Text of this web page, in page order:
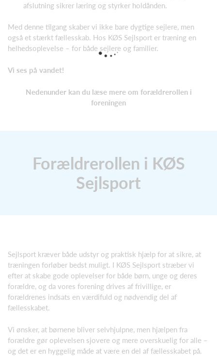
afslutning sikrer læring og styrker holdånden.
Med denne tilgang skaber vi ikke bare dygtige sejlere, men
også et stærkt fællesskab. Hos KØS Sejlsport er træning en
helhedsoplevelse – for både sejlere og familier.
Vi ses på vandet!
Nedenunder kan du læse mere om forældrerollen i
foreningen
Forældrerollen i KØS
Sejlsport
Sejlsport kræver både udstyr og praktisk hjælp for at sikre, at
træningen forløber bedst muligt. I KØS Sejlsport stræber vi
efter at skabe gode oplevelser for både børn, unge og deres
forældre, og da vores forening drives af frivillige, er
forældrenes indsats en værdifuld og nødvendig del af
fællesskabet.
Vi ønsker, at børnene bliver selvhjulpne, men hjælpen fra
forældre gør oplevelsen sjovere og mere overskuelig for alle –
og det er en hyggelig måde at være en del af fællesskabet på.